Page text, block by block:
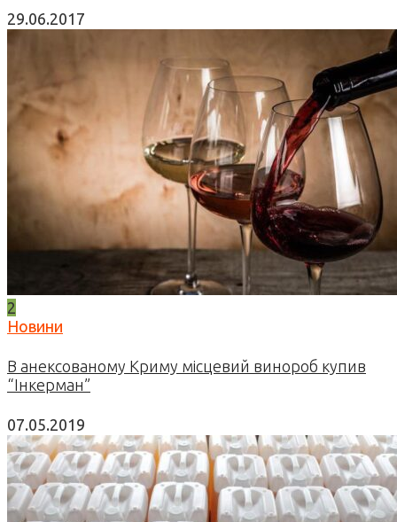
29.06.2017
2
Новини
В анексованому Криму місцевий винороб купив
“Інкерман”
07.05.2019